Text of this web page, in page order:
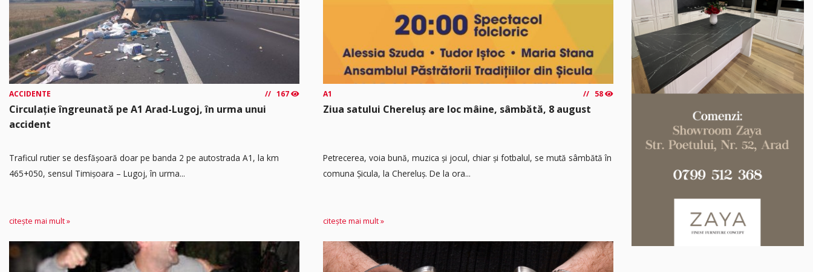
ACCIDENTE 167
Circulație îngreunată pe A1 Arad-Lugoj, în urma unui
accident
Traficul rutier se desfășoară doar pe banda 2 pe autostrada A1, la km
465+050, sensul Timişoara – Lugoj, în urma...
citește mai mult »
A1 58
Ziua satului Chereluș are loc mâine, sâmbătă, 8 august
Petrecerea, voia bună, muzica și jocul, chiar și fotbalul, se mută sâmbătă în
comuna Șicula, la Chereluș. De la ora...
citește mai mult »